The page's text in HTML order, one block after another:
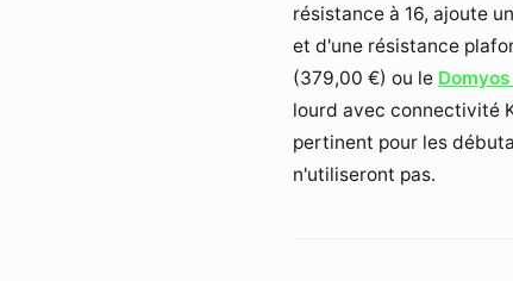
résistance à 16, ajoute
et d'une résistance
(379,00 €) ou le
lourd avec connectivité
pertinent pour les
n'utiliseront pas.